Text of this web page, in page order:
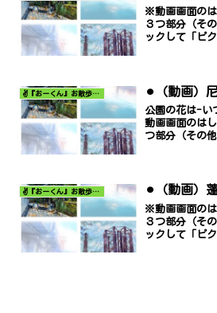
※動画画面の
３つ部分（そ
ックして「ピ
✌️『おーくん』お散歩日記〜どんな出会いがあるだろう〜 ⚫︎（動画）
公園の花は-い
動画画面のは
つ部分（その
✌️『おーくん』お散歩日記〜どんな出会いがあるだろう〜 ⚫︎（動画）蓬
※動画画面の
３つ部分（そ
ックして「ピ